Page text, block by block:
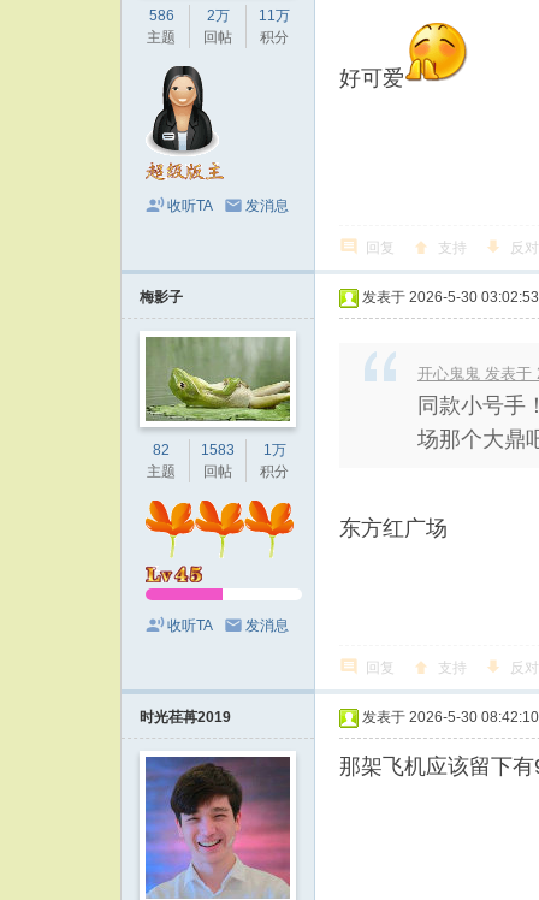
586
主题
2万
回帖
11万
积分
收听TA 发消息
好可爱
回复 支持 反对
梅影子
82
主题
1583
回帖
1万
积分
收听TA 发消息
发表于 2026-5-30 03:02:53
开心鬼鬼 发表于
同款小号手
场那个大鼎
东方红广场
回复 支持 反对
时光荏苒2019 发表于 2026-5-30 08:42:10
那架飞机应该留下